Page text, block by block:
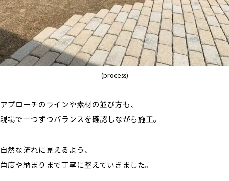
(process)
アプローチのラインや素材の並び方も、
現場で一つずつバランスを確認しながら施工。
自然な流れに見えるよう、
角度や納まりまで丁寧に整えていきました。